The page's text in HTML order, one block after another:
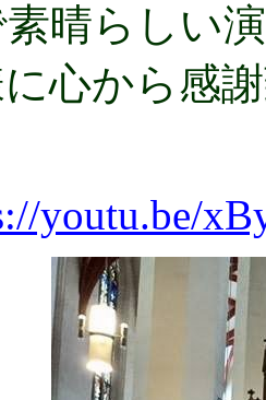
晴らしい
に心から感
youtu.be/